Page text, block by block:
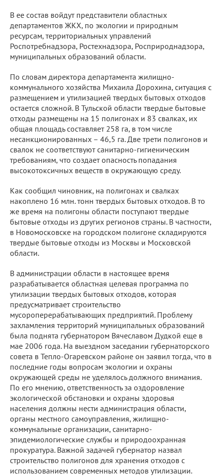
В ее состав войдут представители областных
департаментов ЖКХ, по экологии и природным
ресурсам, территориальных управлений
Роспотребнадзора, Ростехнадзора, Росприроднадзора,
муниципальных образований области.
По словам директора департамента жилищно-
коммунального хозяйства Михаила Дорохина, ситуация с
размещением и утилизацией твердых бытовых отходов
остается сложной. В Тульской области твердые бытовые
отходы размещены на 15 полигонах и 83 свалках, их
общая площадь составляет 258 га, в том числе
несанкционированных – 46,5 га. Две трети полигонов и
свалок не соответствуют санитарно-гигиеническим
требованиям, что создает опасность попадания
высокотоксичных веществ в окружающую среду.
Как сообщил чиновник, на полигонах и свалках
накоплено 16 млн. тонн твердых бытовых отходов. В то
же время на полигоны области поступают твердые
бытовые отходы из других регионов страны. В частности,
в Новомосковске на городском полигоне складируются
твердые бытовые отходы из Москвы и Московской
области.
В администрации области в настоящее время
разрабатывается областная целевая программа по
утилизации твердых бытовых отходов, которая
предусматривает строительство
мусороперерабатывающих предприятий. Проблему
захламления территорий муниципальных образований
была поднята губернатором Вячеславом Дудкой еще в
мае 2006 года. На выездном заседании губернаторского
совета в Тепло-Огаревском районе он заявил тогда, что в
последние годы вопросам экологии и охраны
окружающей среды не уделялось должного внимания.
По его мнению, ответственность за оздоровление
экологической обстановки и охраны здоровья
населения должны нести администрация области,
органы местного самоуправления, жилищно-
коммунальные организации, санитарно-
эпидемиологические службы и природоохранная
прокуратура. Важной задачей губернатор назвал
строительство полигонов для хранения отходов с
использованием современных методов утилизации.